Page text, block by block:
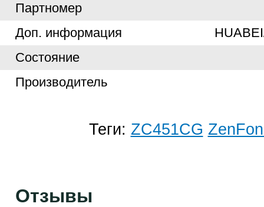
Партномер
Доп. информация
Cостояние
Производитель
Теги: ZC451CG
Отзывы